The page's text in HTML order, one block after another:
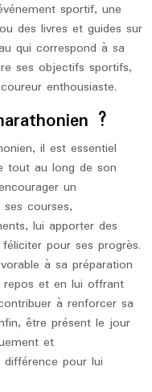
sportif, une
des livres et guides sur
qui correspond à sa
ses objectifs sportifs,
enthousiaste.
?
il est essentiel
tout au long de son
un
courses,
lui apporter des
pour ses progrès.
à sa préparation
et en lui offrant
à renforcer sa
être présent le jour
et
pour lui